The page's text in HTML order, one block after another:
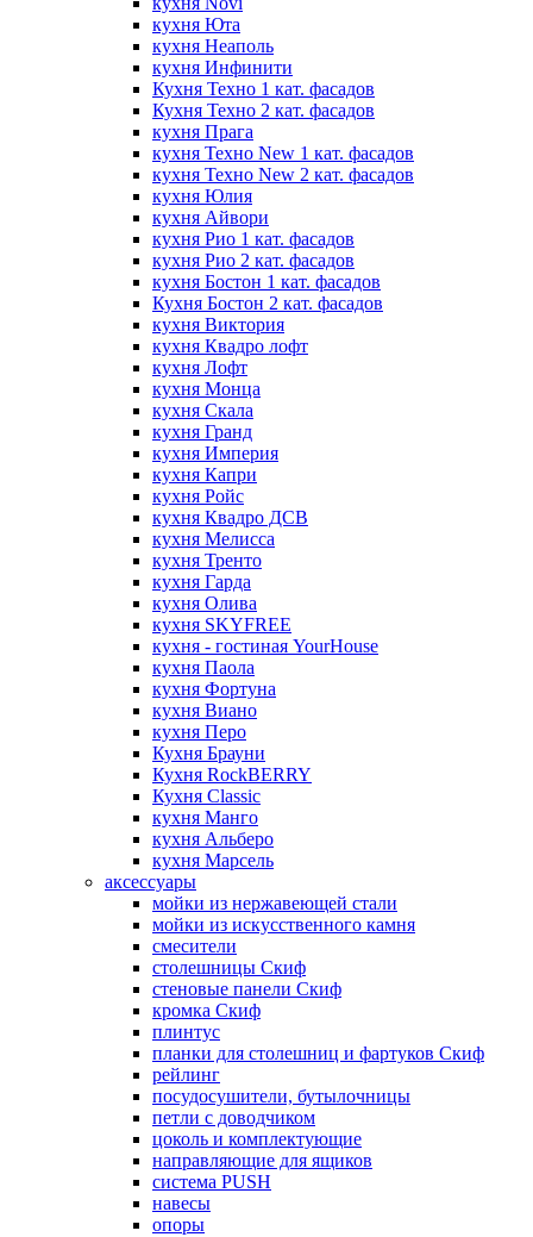
кухня Юта
кухня Неаполь
кухня Инфинити
Кухня Техно 1 кат. фасадов
Кухня Техно 2 кат. фасадов
кухня Прага
кухня Техно New 1 кат. фасадов
кухня Техно New 2 кат. фасадов
кухня Юлия
кухня Айвори
кухня Рио 1 кат. фасадов
кухня Рио 2 кат. фасадов
кухня Бостон 1 кат. фасадов
Кухня Бостон 2 кат. фасадов
кухня Виктория
кухня Квадро лофт
кухня Лофт
кухня Монца
кухня Скала
кухня Гранд
кухня Империя
кухня Капри
кухня Ройс
кухня Квадро ДСВ
кухня Мелисса
кухня Тренто
кухня Гарда
кухня Олива
кухня SKYFREE
кухня - гостиная YourHouse
кухня Паола
кухня Фортуна
кухня Виано
кухня Перо
Кухня Брауни
Кухня RockBERRY
Кухня Classic
кухня Манго
кухня Альберо
кухня Марсель
аксессуары
мойки из нержавеющей стали
мойки из искусственного камня
смесители
столешницы Скиф
стеновые панели Скиф
кромка Скиф
плинтус
планки для столешниц и фартуков Скиф
рейлинг
посудосушители, бутылочницы
петли с доводчиком
цоколь и комплектующие
направляющие для ящиков
система PUSH
навесы
опоры